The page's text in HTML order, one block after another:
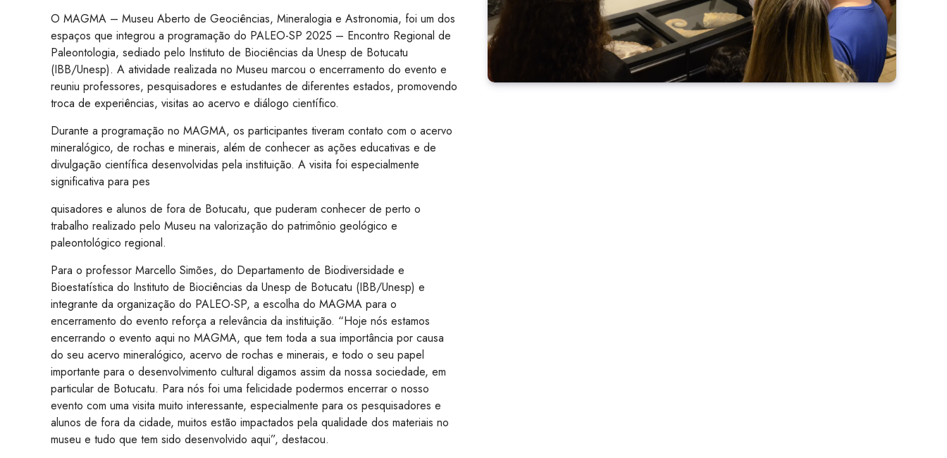
O MAGMA – Museu Aberto de Geociências, Mineralogia e Astronomia, foi um dos
espaços que integrou a programação do PALEO-SP 2025 – Encontro Regional de
Paleontologia, sediado pelo Instituto de Biociências da Unesp de Botucatu
(IBB/Unesp). A atividade realizada no Museu marcou o encerramento do evento e
reuniu professores, pesquisadores e estudantes de diferentes estados, promovendo
troca de experiências, visitas ao acervo e diálogo científico.
Durante a programação no MAGMA, os participantes tiveram contato com o acervo
mineralógico, de rochas e minerais, além de conhecer as ações educativas e de
divulgação científica desenvolvidas pela instituição. A visita foi especialmente
significativa para pes
quisadores e alunos de fora de Botucatu, que puderam conhecer de perto o
trabalho realizado pelo Museu na valorização do patrimônio geológico e
paleontológico regional.
Para o professor Marcello Simões, do Departamento de Biodiversidade e
Bioestatística do Instituto de Biociências da Unesp de Botucatu (IBB/Unesp) e
integrante da organização do PALEO-SP, a escolha do MAGMA para o
encerramento do evento reforça a relevância da instituição. “Hoje nós estamos
encerrando o evento aqui no MAGMA, que tem toda a sua importância por causa
do seu acervo mineralógico, acervo de rochas e minerais, e todo o seu papel
importante para o desenvolvimento cultural digamos assim da nossa sociedade, em
particular de Botucatu. Para nós foi uma felicidade podermos encerrar o nosso
evento com uma visita muito interessante, especialmente para os pesquisadores e
alunos de fora da cidade, muitos estão impactados pela qualidade dos materiais no
museu e tudo que tem sido desenvolvido aqui”, destacou.